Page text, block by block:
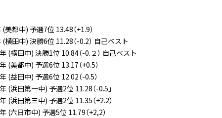
都中) 予選7位 13.48（+1.9）
田中) 決勝6位 11.28（-0.2） 自己ベスト
横田中) 決勝1位 10.84（-0.２） 自己ベスト
美都中) 予選6位 13.17（+0.5）
益田中) 予選6位 12.02（-0.5）
浜田第一中) 予選2位 11.28（-0.5」
田第三中) 予選2位 11.35（+2.2）
六日市中) 予選5位 11.79（+2,2）